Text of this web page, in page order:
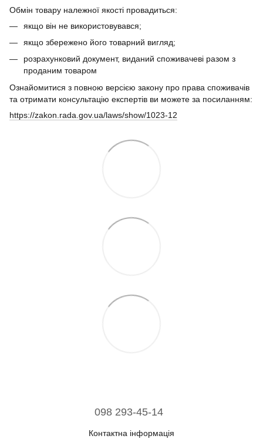
Обмін товару належної якості провадиться:
якщо він не використовувався;
якщо збережено його товарний вигляд;
розрахунковий документ, виданий споживачеві разом з
проданим товаром
Ознайомитися з повною версією закону про права споживачів
та отримати консультацію експертів ви можете за посиланням:
https://zakon.rada.gov.ua/laws/show/1023-12
098 293-45-14
Контактна інформація